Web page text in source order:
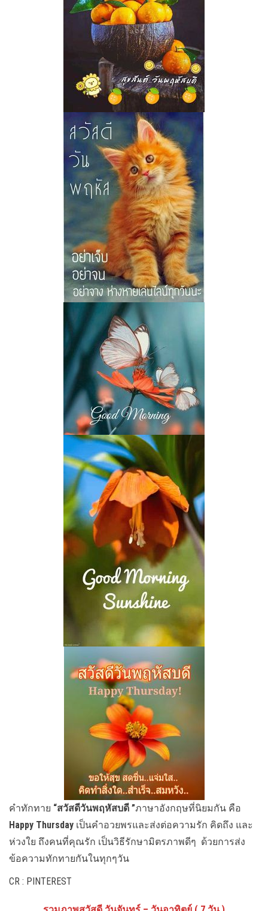
คำทักทาย “สวัสดีวันพฤหัสบดี ”ภาษาอังกฤษที่นิยมกัน คือ
Happy Thursday เป็นคำอวยพรและส่งต่อความรัก คิดถึง และ
ห่วงใย ถึงคนที่คุณรัก เป็นวิธีรักษามิตรภาพดีๆ ด้วยการส่ง
ข้อความทักทายกันในทุกๆวัน
CR : PINTEREST